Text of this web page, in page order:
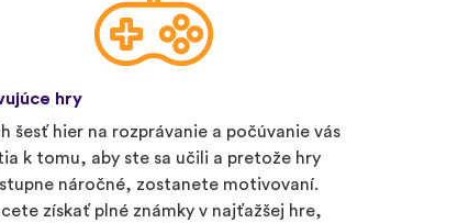
hry
šesť hier na rozprávanie a počúvanie vás
k tomu, aby ste sa učili a pretože hry
náročné, zostanete motivovaní.
získať plné známky v najťažšej hre,